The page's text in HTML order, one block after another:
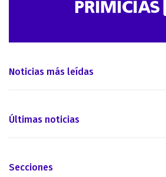
Noticias más leídas
Últimas noticias
Secciones